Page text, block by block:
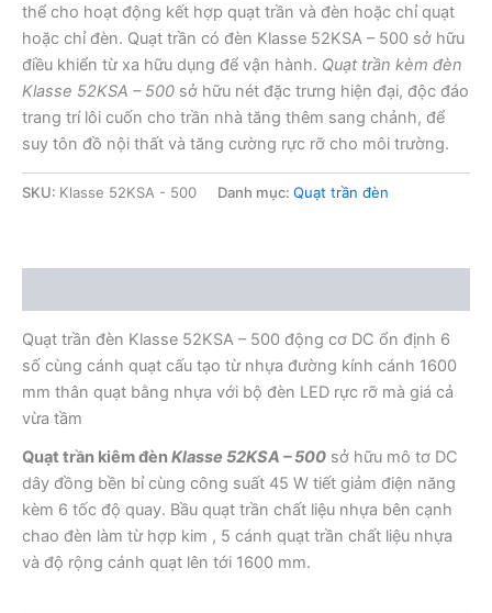
thể cho hoạt động kết hợp quạt trần và đèn hoặc chỉ quạt
hoặc chỉ đèn. Quạt trần có đèn Klasse 52KSA – 500 sở hữu
điều khiển từ xa hữu dụng để vận hành. Quạt trần kèm đèn
Klasse 52KSA – 500 sở hữu nét đặc trưng hiện đại, độc đáo
trang trí lôi cuốn cho trần nhà tăng thêm sang chảnh, để
suy tôn đồ nội thất và tăng cường rực rỡ cho môi trường.
SKU: Klasse 52KSA - 500 Danh mục: Quạt trần đèn
Quạt trần đèn Klasse 52KSA – 500 động cơ DC ổn định 6
số cùng cánh quạt cấu tạo từ nhựa đường kính cánh 1600
mm thân quạt bằng nhựa với bộ đèn LED rực rỡ mà giá cả
vừa tầm
Quạt trần kiêm đènKlasse 52KSA – 500 sở hữu mô tơ DC
dây đồng bền bỉ cùng công suất 45 W tiết giảm điện năng
kèm 6 tốc độ quay. Bầu quạt trần chất liệu nhựa bên cạnh
chao đèn làm từ hợp kim , 5 cánh quạt trần chất liệu nhựa
và độ rộng cánh quạt lên tới 1600 mm.